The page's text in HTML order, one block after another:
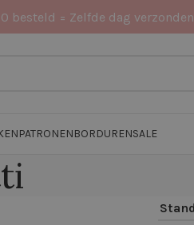
besteld = Zelfde dag verzonden
PATRONENBORDURENSALE